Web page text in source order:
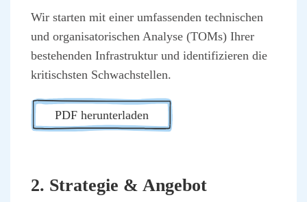
Wir star­ten mit einer umfas­sen­den tech­ni­schen
und orga­ni­sa­to­ri­schen Ana­ly­se (TOMs) Ihrer
bestehen­den Infra­struk­tur und iden­ti­fi­zie­ren die
kri­tischs­ten Schwach­stel­len.
PDF her­un­ter­la­den
2. Stra­te­gie & Ange­bot